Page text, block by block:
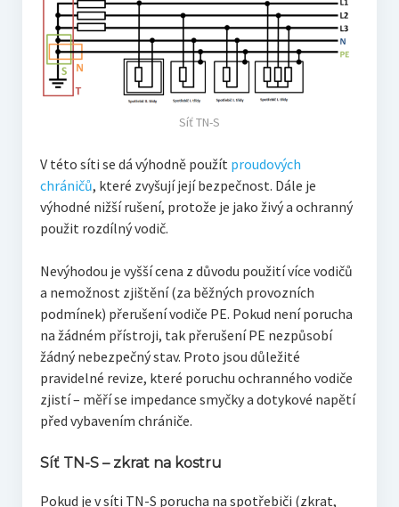
Síť TN-S
V této síti se dá výhodně použít proudových
chráničů, které zvyšují její bezpečnost. Dále je
výhodné nižší rušení, protože je jako živý a ochranný
použit rozdílný vodič.
Nevýhodou je vyšší cena z důvodu použití více vodičů
a nemožnost zjištění (za běžných provozních
podmínek) přerušení vodiče PE. Pokud není porucha
na žádném přístroji, tak přerušení PE nezpůsobí
žádný nebezpečný stav. Proto jsou důležité
pravidelné revize, které poruchu ochranného vodiče
zjistí – měří se impedance smyčky a dotykové napětí
před vybavením chrániče.
Síť TN-S – zkrat na kostru
Pokud je v síti TN-S porucha na spotřebiči (zkrat,